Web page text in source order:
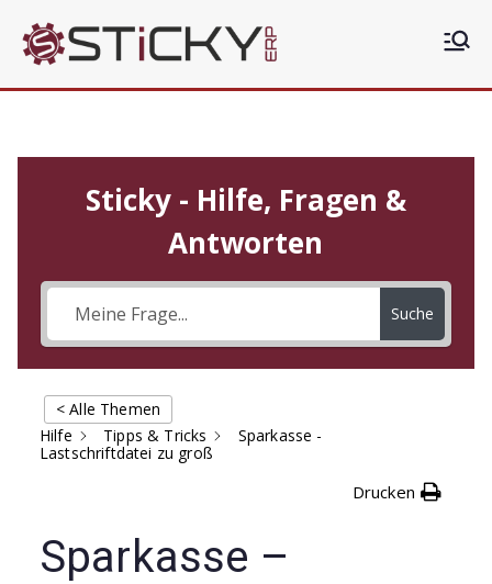
Inhalt
Die clevere ERP Lösung
Sticky - Hilfe, Fragen &
Antworten
Suche
< Alle Themen
Hilfe
Tipps & Tricks
Sparkasse -
Lastschriftdatei zu groß
Drucken
Sparkasse –